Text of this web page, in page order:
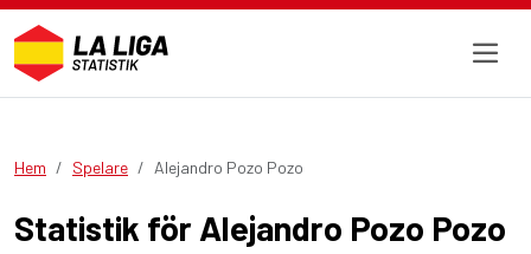
Hem Spelare Alejandro Pozo Pozo
Statistik för Alejandro Pozo Pozo